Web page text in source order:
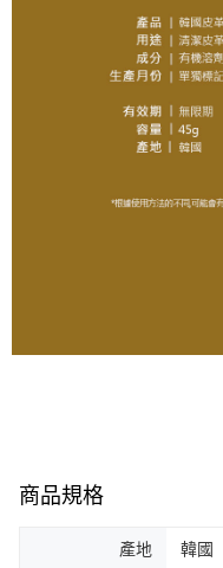
商品規格
產地 韓國